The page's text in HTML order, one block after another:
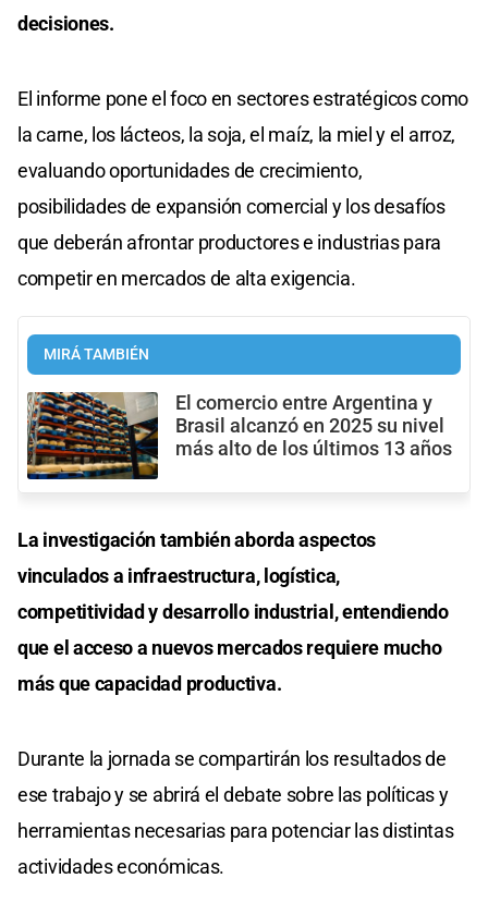
decisiones.
El informe pone el foco en sectores estratégicos como
la carne, los lácteos, la soja, el maíz, la miel y el arroz,
evaluando oportunidades de crecimiento,
posibilidades de expansión comercial y los desafíos
que deberán afrontar productores e industrias para
competir en mercados de alta exigencia.
MIRÁ TAMBIÉN
El comercio entre Argentina y
Brasil alcanzó en 2025 su nivel
más alto de los últimos 13 años
La investigación también aborda aspectos
vinculados a infraestructura, logística,
competitividad y desarrollo industrial, entendiendo
que el acceso a nuevos mercados requiere mucho
más que capacidad productiva.
Durante la jornada se compartirán los resultados de
ese trabajo y se abrirá el debate sobre las políticas y
herramientas necesarias para potenciar las distintas
actividades económicas.